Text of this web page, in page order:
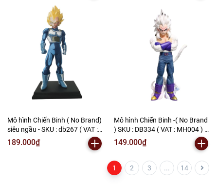
Mô hình Chiến Binh ( No Brand)
siêu ngầu - SKU : db267 ( VAT :
002-02-100 ) - N2-i5
189.000₫
Mô hình Chiến Binh -( No Brand
) SKU : DB334 ( VAT : MH004 ) C-
2
149.000₫
1 2 3 ... 14